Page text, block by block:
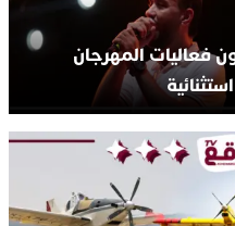
فعاليات المهرجان